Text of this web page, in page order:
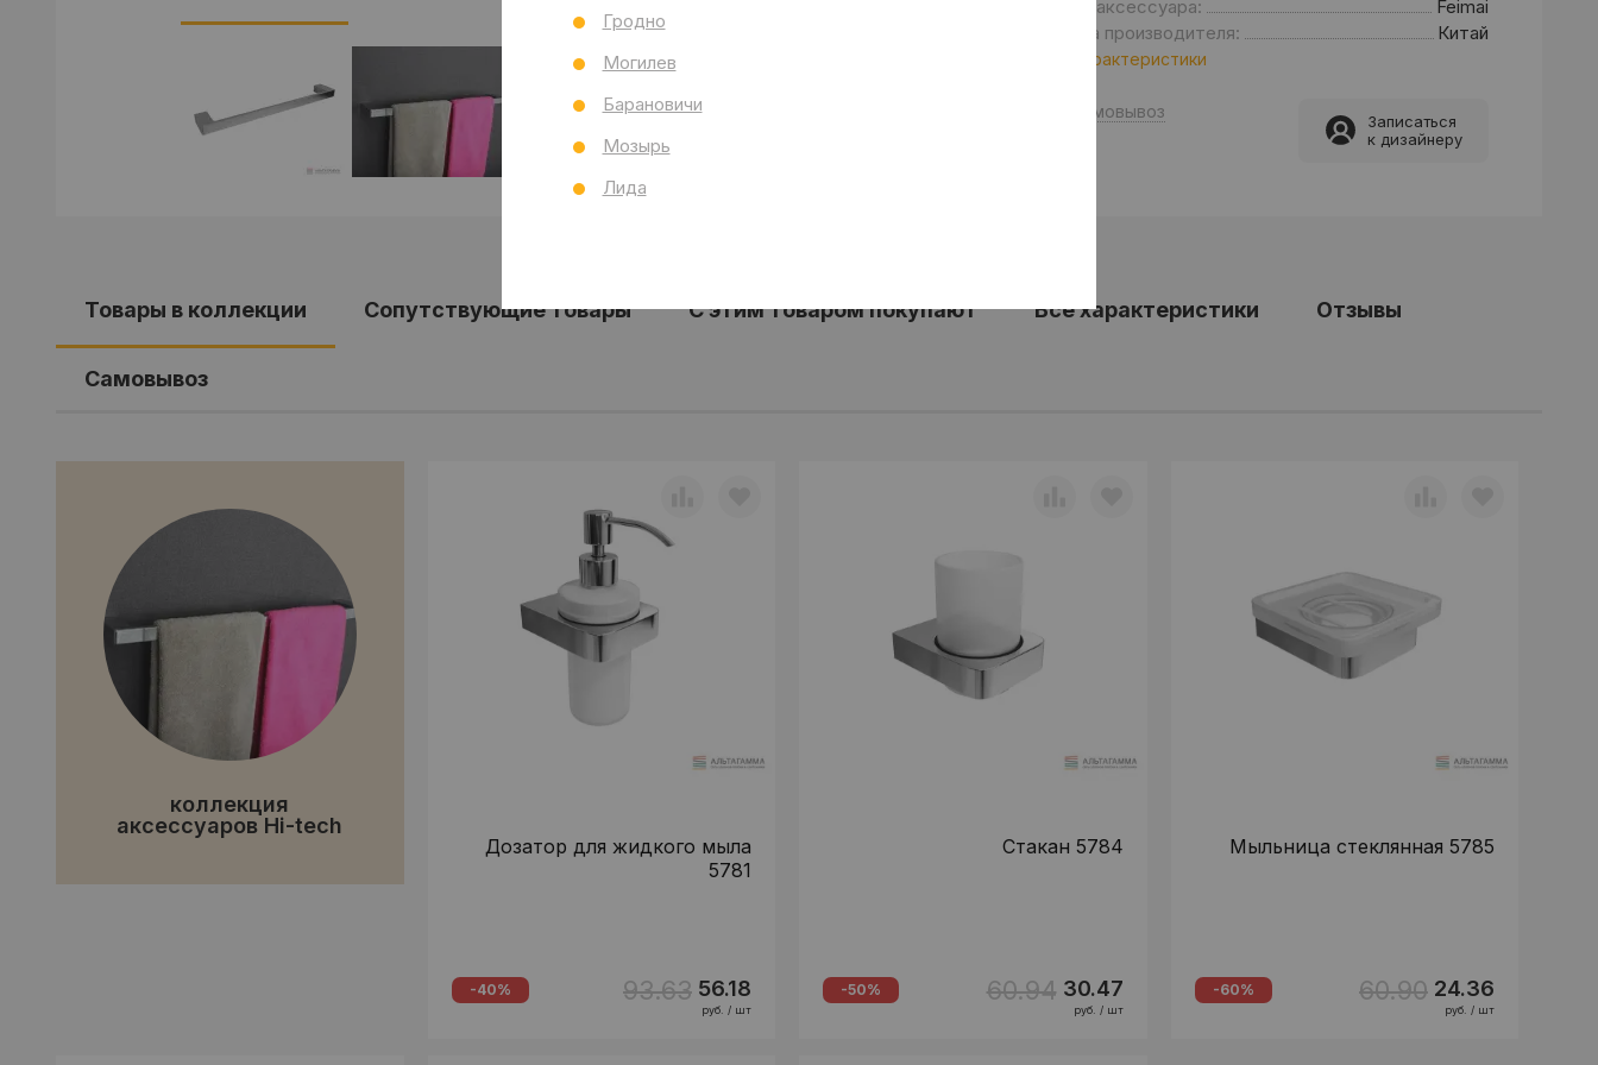
Бренд аксессуара:
Feimai
Страна производителя:
Китай
Все характеристики
Самовывоз
Записаться
к дизайнеру
Товары в коллекции
коллекция
аксессуаров Hi-tech
Дозатор для жидкого мыла
5781
-40% 93.63 56.18
руб. / шт
Стакан 5784
-50% 60.94 30.47
руб. / шт
Мыльница стеклянная 5785
-60% 60.90 24.36
руб. / шт
Сопутствующие товары С этим товаром покупают Все характеристики Отзывы
Самовывоз
Гродно
Могилев
Барановичи
Мозырь
Лида